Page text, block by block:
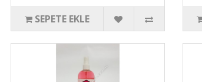
SEPETE EKLE